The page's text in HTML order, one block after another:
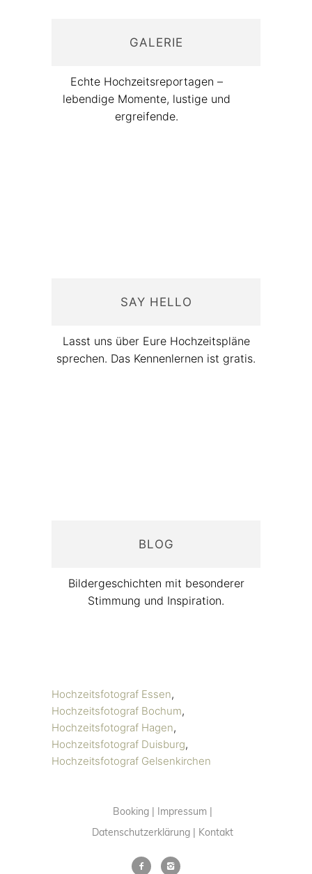
GALERIE
Echte Hochzeitsreportagen –
lebendige Momente, lustige und
ergreifende.
SAY HELLO
Lasst uns über Eure Hochzeitspläne
sprechen. Das Kennenlernen ist gratis.
BLOG
Bildergeschichten mit besonderer
Stimmung und Inspiration.
Hochzeitsfotograf Essen,
Hochzeitsfotograf Bochum,
Hochzeitsfotograf Hagen,
Hochzeitsfotograf Duisburg,
Hochzeitsfotograf Gelsenkirchen
Booking
Impressum
Datenschutzerklärung
Kontakt